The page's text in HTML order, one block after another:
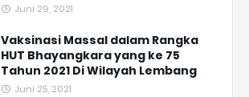
Juni 29, 2021
Vaksinasi Massal dalam Rangka
HUT Bhayangkara yang ke 75
Tahun 2021 Di Wilayah Lembang
Juni 25, 2021